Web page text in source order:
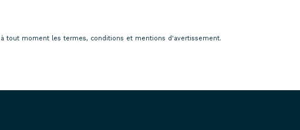
tout moment les termes, conditions et mentions d'avertissement.